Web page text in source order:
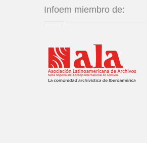
Infoem miembro de: